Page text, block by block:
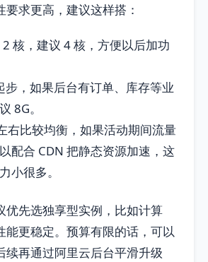
要求更高，建议这样搭：
2 核，建议 4 核，方便以后加功
步，如果后台有订单、库存等业
8G。
右比较均衡，如果活动期间流量
配合 CDN 把静态资源加速，这
小很多。
优先选独享型实例，比如计算
能更稳定。预算有限的话，可以
续再通过阿里云后台平滑升级